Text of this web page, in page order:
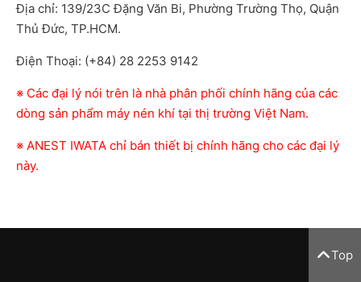
Địa chỉ: 139/23C Đặng Văn Bi, Phường Trường Thọ, Quận
Thủ Đức, TP.HCM.
Điện Thoại: (+84) 28 2253 9142
※ Các đại lý nói trên là nhà phân phối chính hãng của các
dòng sản phẩm máy nén khí tại thị trường Việt Nam.
※ ANEST IWATA chỉ bán thiết bị chính hãng cho các đại lý
này.
Top